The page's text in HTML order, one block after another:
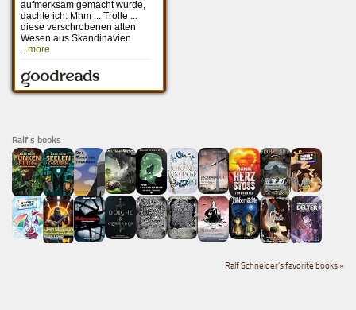
Ralf's books
Ralf Schneider's favorite books »